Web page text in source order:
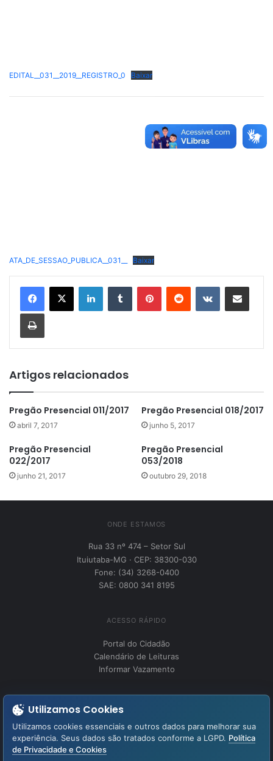
EDITAL__031__2019__REGISTRO_0 Baixar
ATA_DE_SESSAO_PUBLICA__031__ Baixar
LinkedinTumblr PinterestReddit VK Compartilhar via e-mail
Imprimir
Artigos relacionados
Pregão Presencial 011/2017
abril 7, 2017
Pregão Presencial 018/2017
junho 5, 2017
Pregão Presencial
022/2017
junho 21, 2017
Pregão Presencial
053/2018
outubro 29, 2018
ONDE ESTAMOS
Rua 33 nº 474 – Setor Sul
Ituiutaba-MG · CEP: 38300-030
Fone: (34) 3268-0400
SAE: 0800 341 8195
ACESSO RÁPIDO
Portal do Cidadão
Calendário de Leituras
Informar Vazamento
Perguntas Frequentes
Fale Conosco
LGPD – Lei Geral de Proteção de Dados
Utilizamos Cookies
Utilizamos cookies essenciais e outros dados para melhorar sua
experiência. Seus dados são tratados conforme a LGPD. Política
de Privacidade e Cookies